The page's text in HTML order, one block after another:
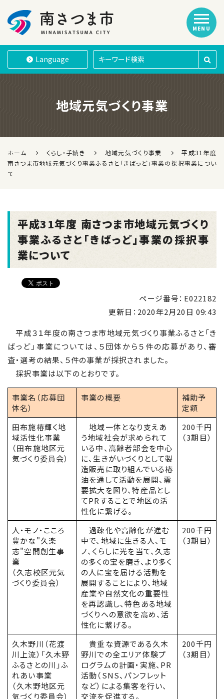
南さつま市
Language
MENU
地域元気づくり事業
ホーム くらし・手続き 地域元気づくり事業
平成31年度
南さつま市地域元気づくり事業ふるさと「きばっど」事業の採択事業につい
て
平成31年度 南さつま市地域元気づくり
事業ふるさと「きばっど」事業の採択事
業について
ページ番号：E022182
更新日： 2020年2月20日 09:43
平成３１年度の南さつま市地域元気づくり事業ふるさと「き
ばっど」事業については、５団体から５件の応募があり、審
査・選考の結果、５件の事業が採択されました。
採択事業は以下のとおりです。
事業名（応募団
体名）
事業の概要
補助予
定額
田布施椿輝く地
域活性化事業
（田布施地区元
気づくり委員会）
地域一体となり支えあ
う地域社会が求められて
いる中、高齢者部会を中心
に、生きがいづくりとして製
造販売に取り組んでいる椿
油を通して活動を展開、需
要拡大を図り、特産品とし
てPRすることで地区の活
性化に繋げる。
200千円
（3期目）
人・モノ・こころ
豊かな"久楽
志"空間創生事
業
（久志校区元気
づくり委員会）
過疎化や高齢化が進む
中で、地域に生きる人、モ
ノ、くらしに光を当て、久志
の多くの宝を磨き、より多く
の人に宝を届ける活動を
展開することにより、地域
産業や自然文化の重要性
を再認識し、特色ある地域
づくりへの意欲を高め、活
性化に繋げる。
200千円
（3期目）
久木野川（花渡
川上流）「久木野
ふるさとの川」ふ
れあい事業
（久木野地区元
気づくり委員会）
貴重な資源である久木
野川での全エリア体験プ
ログラムの計画・実施、PR
活動（SNS、パンフレット
など）による集客を行い、
交流を促進する。
200千円
（3期目）